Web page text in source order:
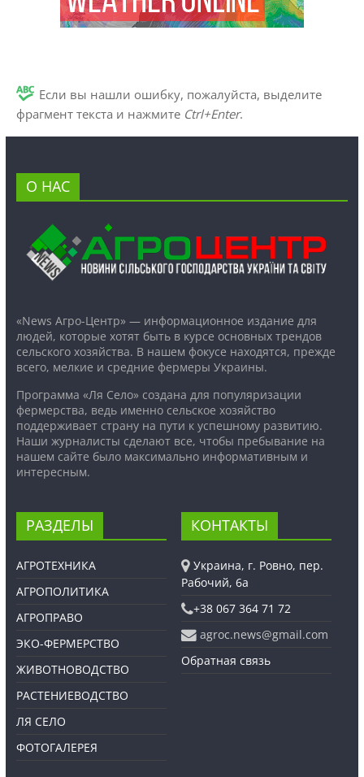
Если вы нашли ошибку, пожалуйста, выделите
фрагмент текста и нажмите Ctrl+Enter.
О НАС
«News Агро-Центр» — информационное издание для
людей, которые хотят быть в курсе основных трендов
сельского хозяйства. В нашем фокусе находятся, прежде
всего, мелкие и средние фермеры Украины.
Программа «Ля Село» создана для популяризации
фермерства, ведь именно сельское хозяйство
поддерживает страну на пути к успешному развитию.
Наши журналисты сделают все, чтобы пребывание на
нашем сайте было максимально информативным и
интересным.
РАЗДЕЛЫ
АГРОТЕХНИКА
АГРОПОЛИТИКА
АГРОПРАВО
ЭКО-ФЕРМЕРСТВО
ЖИВОТНОВОДСТВО
РАСТЕНИЕВОДСТВО
ЛЯ СЕЛО
ФОТОГАЛЕРЕЯ
КОНТАКТЫ
Украина, г. Ровно, пер.
Рабочий, 6а
+38 067 364 71 72
agroc.news@gmail.com
Обратная связь